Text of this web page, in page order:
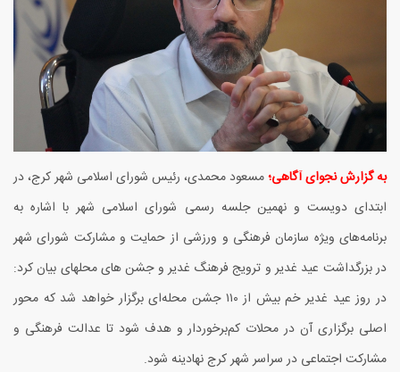
به گزارش نجوای آگاهی؛مسعود محمدی، رئیس شورای اسلامی شهر کرج، در
ابتدای دویست و نهمین جلسه رسمی شورای اسلامی شهر با اشاره به
برنامه‌های ویژه سازمان فرهنگی و ورزشی از حمایت و مشارکت شورای شهر
در بزرگداشت عید غدیر و ترویج فرهنگ غدیر و جشن های محلهای بیان کرد:
در روز عید غدیر خم بیش از ۱۱۰ جشن محله‌ای برگزار خواهد شد که محور
اصلی برگزاری آن در محلات کم‌برخوردار و هدف شود تا عدالت فرهنگی و
مشارکت اجتماعی در سراسر شهر کرج نهادینه شود.